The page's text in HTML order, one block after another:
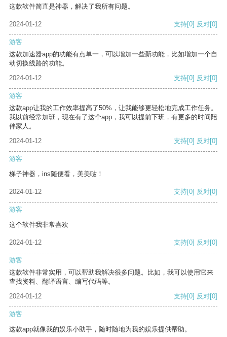
这款软件简直是神器，解决了我所有问题。
2024-01-12 支持[0] 反对[0]
游客
这款加速器app的功能有点单一，可以增加一些新功能，比如增加一个自
动切换线路的功能。
2024-01-12
支持[0] 反对[0]
游客
这款app让我的工作效率提高了50%，让我能够更轻松地完成工作任务。
我以前经常加班，现在有了这个app，我可以提前下班，有更多的时间陪
伴家人。
2024-01-12
支持[0] 反对[0]
游客
梯子神器，ins随便看，美美哒！
2024-01-12 支持[0] 反对[0]
游客
这个软件我非常喜欢
2024-01-12 支持[0] 反对[0]
游客
这款软件非常实用，可以帮助我解决很多问题。比如，我可以使用它来
查找资料、翻译语言、编写代码等。
2024-01-12
支持[0] 反对[0]
游客
这款app就像我的娱乐小助手，随时随地为我的娱乐提供帮助。